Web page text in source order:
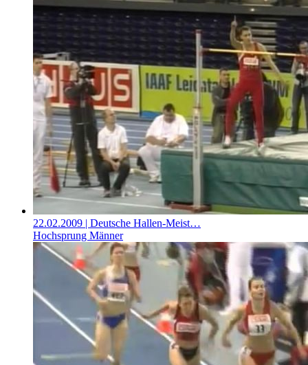
22.02.2009 | Deutsche Hallen-Meist…
Hochsprung Männer